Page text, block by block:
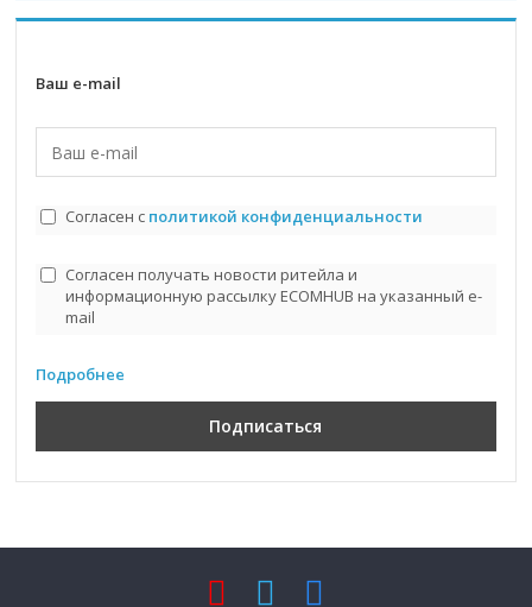
Ваш e-mail
Согласен с политикой конфиденциальности
Согласен получать новости ритейла и
информационную рассылку ECOMHUB на указанный e-
mail
Подробнее